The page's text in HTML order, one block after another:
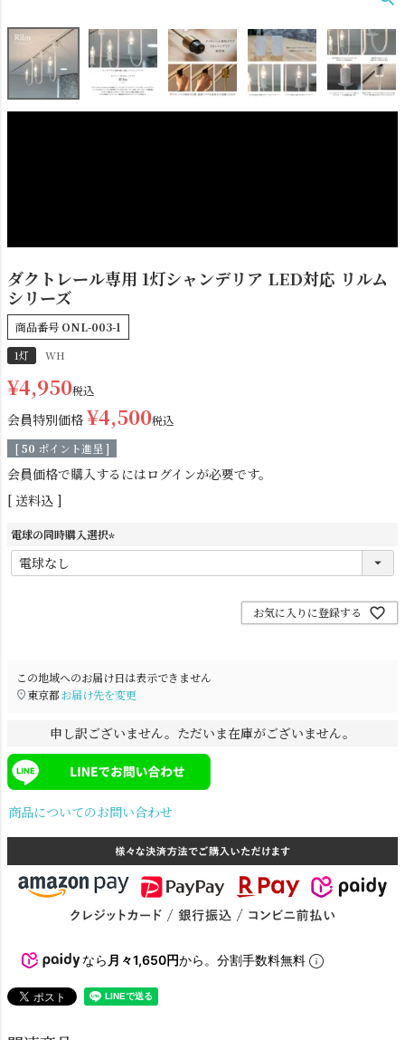
照明パーツ
電球
SNS
ダクトレール専用 1灯シャンデリア LED対応 リルム
シリーズ
商品番号 ONL-003-1
1灯 WH
¥4,950税込
会員特別価格 ¥4,500税込
[50 ポイント進呈 ]
会員価格で購入するにはログインが必要です。
送料込
電球の同時購入選択
(
お気に入りに登録する
この地域へのお届け日は表示できません
東京都お届け先を変更
申し訳ございません。ただいま在庫がございません。
商品についてのお問い合わせ
なら 月々1,650円から。分割手数料無料